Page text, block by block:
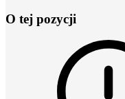
O tej pozycji